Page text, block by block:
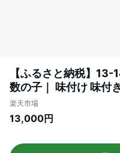
【ふるさと納税】13-
数の子｜ 味付け 味付
ずの子 ニシンの卵 魚
品 おせち 年末 プレゼ
オホーツク オホーツ
楽天市場
13,000円